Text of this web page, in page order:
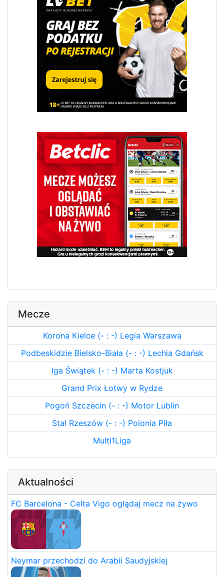
Mecze
Korona Kielce (- : -) Legia Warszawa
Podbeskidzie Bielsko-Biała (- : -) Lechia Gdańsk
Iga Świątek (- : -) Marta Kostjuk
Grand Prix Łotwy w Rydze
Pogoń Szczecin (- : -) Motor Lublin
Stal Rzeszów (- : -) Polonia Piła
Multi1Liga
Aktualności
FC Barcelona - Celta Vigo oglądaj mecz na żywo
Neymar przechodzi do Arabii Saudyjskiej